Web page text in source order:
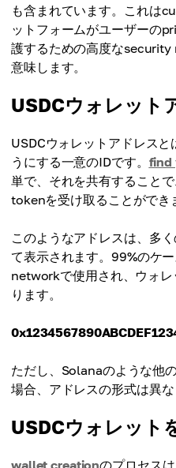
も含まれています。これは
ットフォームがユーザーの
護するための高度なsecurity
意味します。
USDCウォレット
USDCウォレットアドレス
うにする一意のIDです。 find
単で、それを共有すること
tokenを受け取ることができ
このようなアドレスは、多
て表示されます。99%のケ
networkで使用され、ウォ
ります。
ただし、Solanaのような他
場合、アドレスの形式は異な
USDCウォレット
wallet creationのプロセス